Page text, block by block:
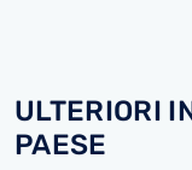
ULTERIORI
PAESE